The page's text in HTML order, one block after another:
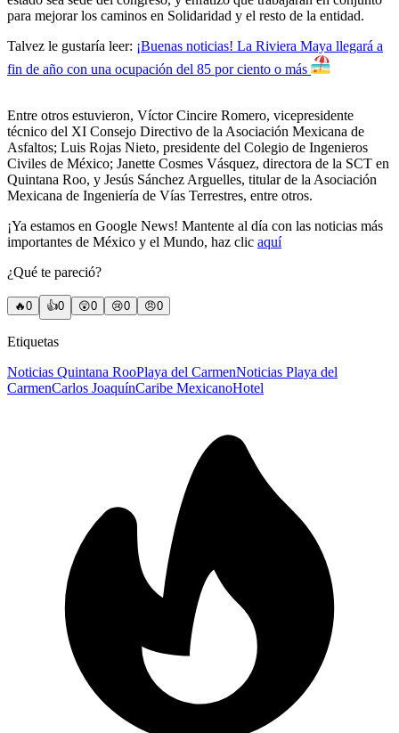
para mejorar los caminos en Solidaridad y el resto de la entidad.
Talvez le gustaría leer: ¡Buenas noticias! La Riviera Maya llegará a
fin de año con una ocupación del 85 por ciento o más
Entre otros estuvieron, Víctor Cincire Romero, vicepresidente
técnico del XI Consejo Directivo de la Asociación Mexicana de
Asfaltos; Luis Rojas Nieto, presidente del Colegio de Ingenieros
Civiles de México; Janette Cosmes Vásquez, directora de la SCT en
Quintana Roo, y Jesús Sánchez Arguelles, titular de la Asociación
Mexicana de Ingeniería de Vías Terrestres, entre otros.
¡Ya estamos en Google News! Mantente al día con las noticias más
importantes de México y el Mundo, haz clic aquí
¿Qué te pareció?
🔥0 👍0 😲0 😢0 😠0
Etiquetas
Noticias Quintana RooPlaya del CarmenNoticias Playa del
CarmenCarlos JoaquínCaribe MexicanoHotel